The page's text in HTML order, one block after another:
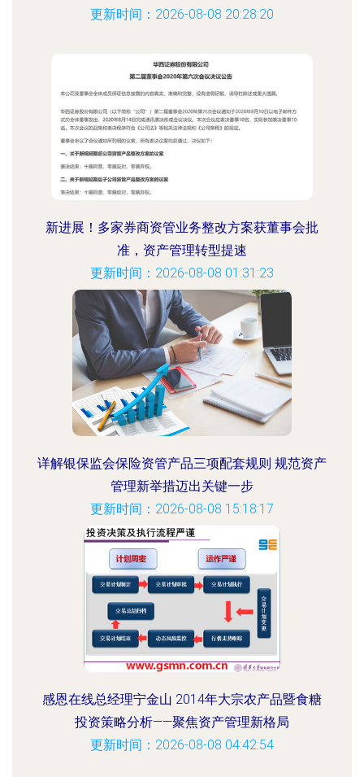
更新时间：2026-08-08 20:28:20
新进展！多家券商资管业务整改方案获董事会批
准，资产管理转型提速
更新时间：2026-08-08 01:31:23
详解银保监会保险资管产品三项配套规则 规范资产
管理新举措迈出关键一步
更新时间：2026-08-08 15:18:17
感恩在线总经理宁金山 2014年大宗农产品暨食糖
投资策略分析——聚焦资产管理新格局
更新时间：2026-08-08 04:42:54